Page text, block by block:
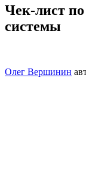
Чек-лист
системы
Олег Вершинин